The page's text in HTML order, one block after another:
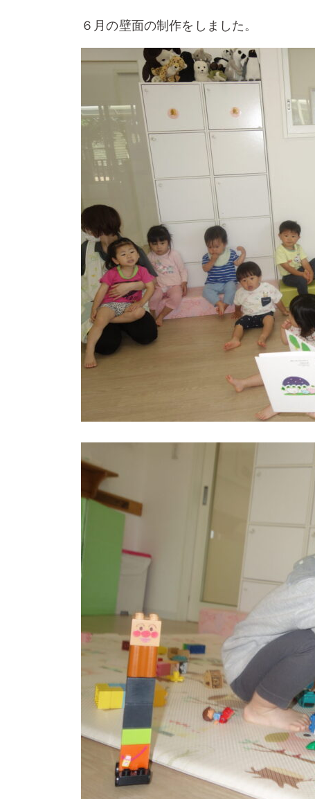
６月の壁面の制作をしました。